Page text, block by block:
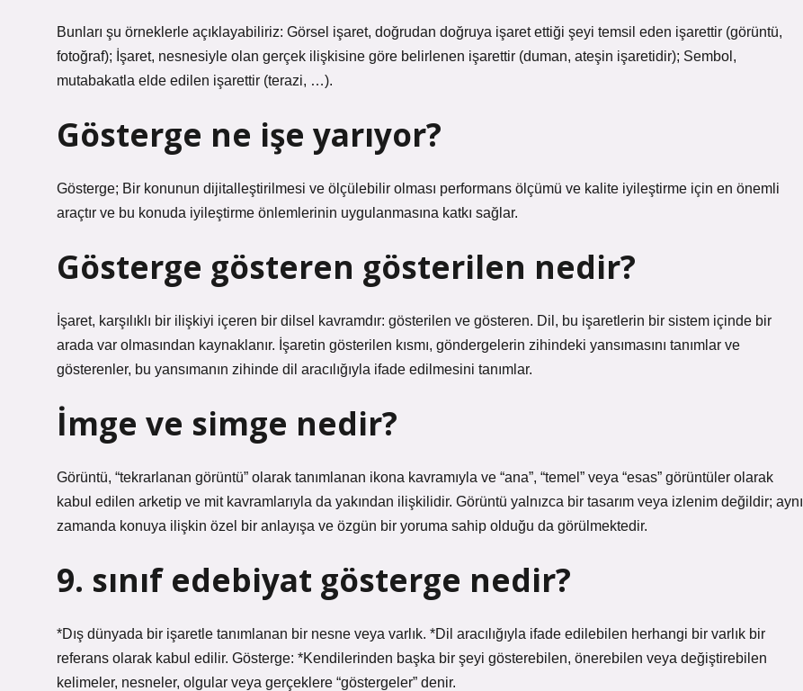
Bunları şu örneklerle açıklayabiliriz: Görsel işaret, doğrudan doğruya işaret ettiği şeyi temsil eden işarettir (görüntü,
fotoğraf); İşaret, nesnesiyle olan gerçek ilişkisine göre belirlenen işarettir (duman, ateşin işaretidir); Sembol,
mutabakatla elde edilen işarettir (terazi, …).
Gösterge ne işe yarıyor?
Gösterge; Bir konunun dijitalleştirilmesi ve ölçülebilir olması performans ölçümü ve kalite iyileştirme için en önemli
araçtır ve bu konuda iyileştirme önlemlerinin uygulanmasına katkı sağlar.
Gösterge gösteren gösterilen nedir?
İşaret, karşılıklı bir ilişkiyi içeren bir dilsel kavramdır: gösterilen ve gösteren. Dil, bu işaretlerin bir sistem içinde bir
arada var olmasından kaynaklanır. İşaretin gösterilen kısmı, göndergelerin zihindeki yansımasını tanımlar ve
gösterenler, bu yansımanın zihinde dil aracılığıyla ifade edilmesini tanımlar.
İmge ve simge nedir?
Görüntü, “tekrarlanan görüntü” olarak tanımlanan ikona kavramıyla ve “ana”, “temel” veya “esas” görüntüler olarak
kabul edilen arketip ve mit kavramlarıyla da yakından ilişkilidir. Görüntü yalnızca bir tasarım veya izlenim değildir; aynı
zamanda konuya ilişkin özel bir anlayışa ve özgün bir yoruma sahip olduğu da görülmektedir.
9. sınıf edebiyat gösterge nedir?
*Dış dünyada bir işaretle tanımlanan bir nesne veya varlık. *Dil aracılığıyla ifade edilebilen herhangi bir varlık bir
referans olarak kabul edilir. Gösterge: *Kendilerinden başka bir şeyi gösterebilen, önerebilen veya değiştirebilen
kelimeler, nesneler, olgular veya gerçeklere “göstergeler” denir.